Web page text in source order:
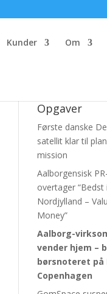
Kunder Om
Opgaver
Første danske
satellit klar til
mission
Aalborgensisk
overtager “Bedst i
Nordjylland –
Money”
Aalborg-
vender hjem –
børsnoteret på
Copenhagen